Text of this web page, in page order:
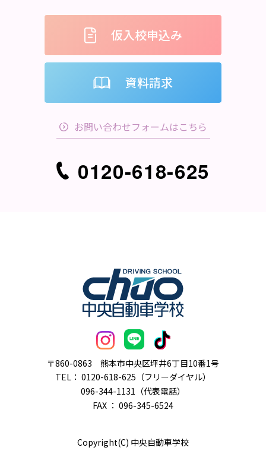
仮入校申込み
資料請求
お問い合わせフォームはこちら
0120-618-625
〒860-0863 熊本市中央区坪井6丁目10番1号
TEL： 0120-618-625（フリーダイヤル）
096-344-1131（代表電話）
FAX ： 096-345-6524
Copyright(C) 中央自動車学校